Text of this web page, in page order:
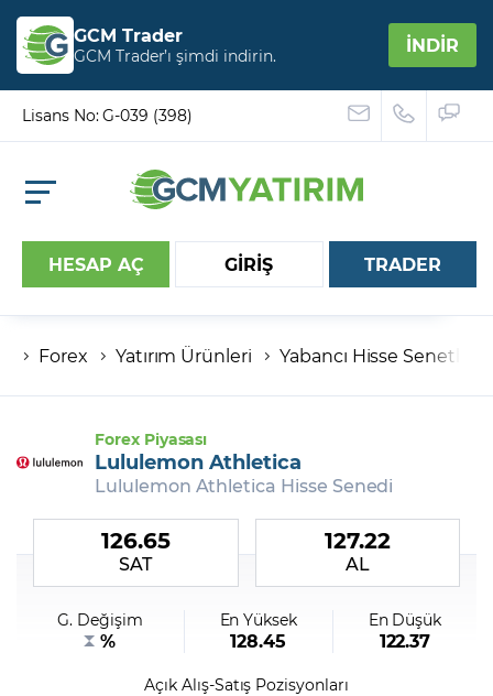
GCM Trader
GCM Trader’ı şimdi indirin. İNDİR
Lisans No: G-039 (398)
HESAP AÇ GİRİŞ
Hesap numaranız
Şifremi Unuttum
TRADER
Forex Yatırım Ürünleri Yabancı Hisse Senetleri
Forex Piyasası
Lululemon Athletica
Lululemon Athletica Hisse Senedi
126.65
SAT
127.22
AL
G. Değişim
%
En Yüksek
128.45
En Düşük
122.37
Açık Alış-Satış Pozisyonları